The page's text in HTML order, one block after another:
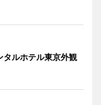
ルホテル東京外観